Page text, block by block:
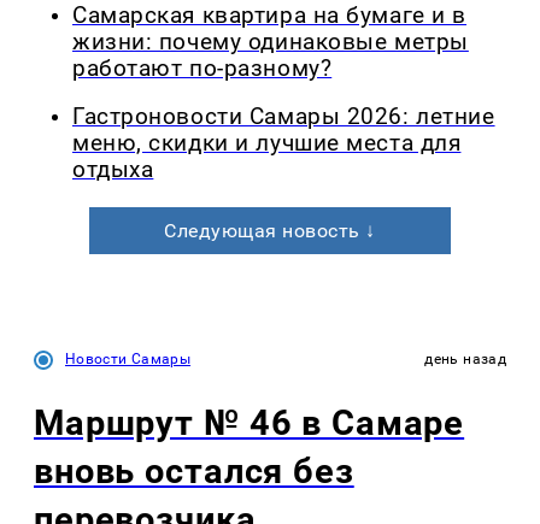
Самарская квартира на бумаге и в
жизни: почему одинаковые метры
работают по-разному?
Гастроновости Самары 2026: летние
меню, скидки и лучшие места для
отдыха
Следующая новость ↓
Новости Самары день назад
Маршрут № 46 в Самаре
вновь остался без